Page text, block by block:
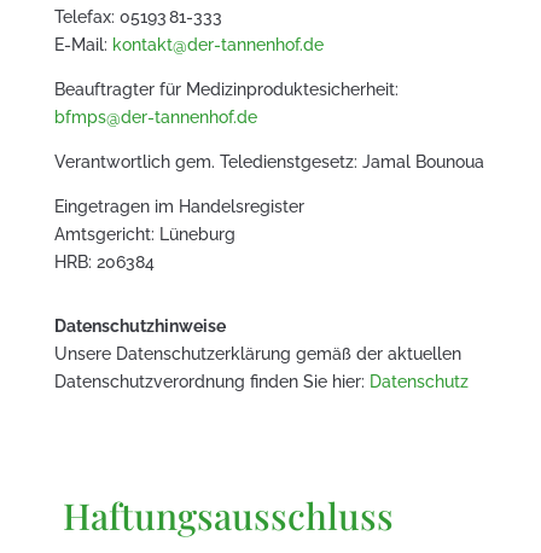
Telefax: 05193 81-333
E-Mail: kontakt@der-tannenhof.de
Beauftragter für Medizinproduktesicherheit:
bfmps@der-tannenhof.de
Verantwortlich gem. Teledienstgesetz: Jamal Bounoua
Eingetragen im Handelsregister
Amtsgericht: Lüneburg
HRB: 206384
Datenschutzhinweise
Unsere Datenschutzerklärung gemäß der aktuellen
Datenschutzverordnung finden Sie hier: Datenschutz
Haftungsausschluss